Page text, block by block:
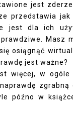
jest
przedstawia
jest dla ich
Masz
osiągnąć
jest ważne?
więcej, w
późno w